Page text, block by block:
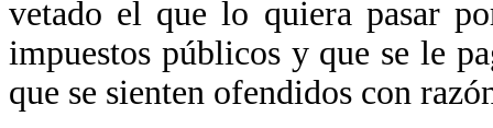
vetado el que lo quiera pasar
impuestos públicos y que se le
que se sienten ofendidos con